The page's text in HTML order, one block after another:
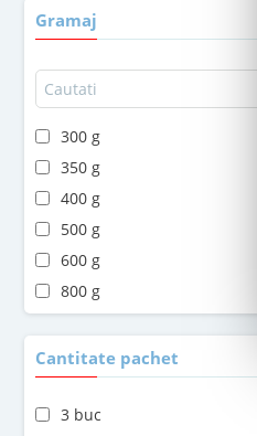
Gramaj
300 g
350 g
400 g
500 g
600 g
800 g
Cantitate pachet
3 buc